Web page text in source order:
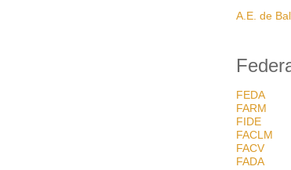
A.E. de
FEDA
FARM
FIDE
FACLM
FACV
FADA